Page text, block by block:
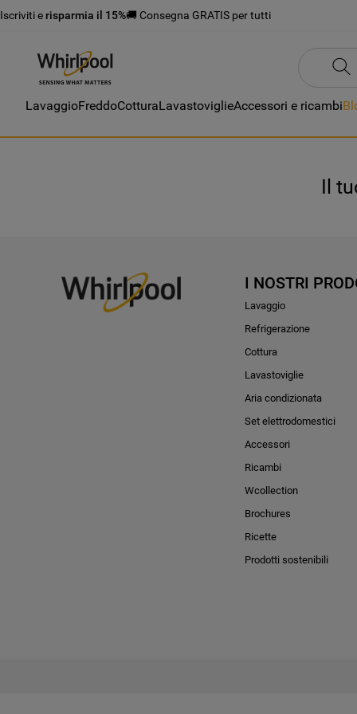
Iscriviti e risparmia il 15%🚚 Consegna GRATIS per tutti
LavaggioFreddoCotturaLavastoviglieAccessori e ricambi
Il
I NOSTRI
Lavaggio
Refrigerazione
Cottura
Lavastoviglie
Aria condizionata
Set elettrodomestici
Accessori
Ricambi
Wcollection
Brochures
Ricette
Prodotti sostenibili